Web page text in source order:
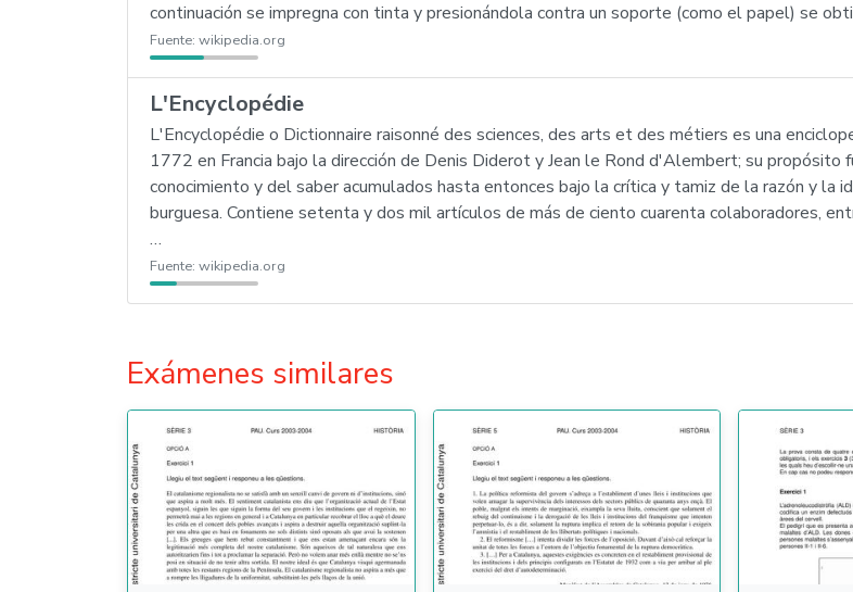
continuación se impregna con tinta y presionándola contra un soporte (como el papel) se
Fuente: wikipedia.org
L'Encyclopédie
L'Encyclopédie o Dictionnaire raisonné des sciences, des arts et des métiers es una
1772 en Francia bajo la dirección de Denis Diderot y Jean le Rond d'Alembert; su
conocimiento y del saber acumulados hasta entonces bajo la crítica y tamiz de la razón y la
burguesa. Contiene setenta y dos mil artículos de más de ciento cuarenta colaboradores,
…
Fuente: wikipedia.org
Exámenes similares